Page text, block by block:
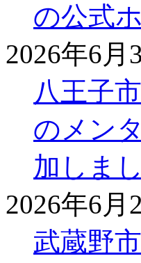
の公式
2026年6月
八王子
のメン
加しまし
2026年6月
武蔵野